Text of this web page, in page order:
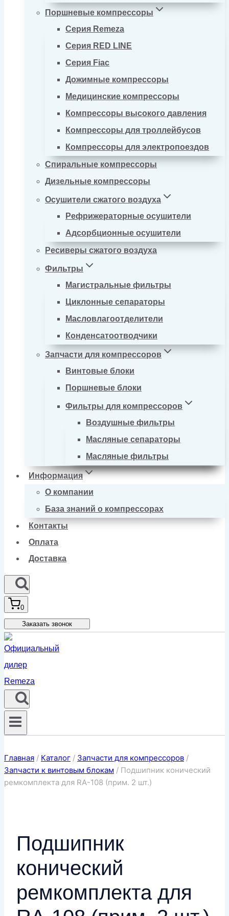
Поршневые компрессоры
Серия Remeza
Серия RED LINE
Серия Fiac
Дожимные компрессоры
Медицинские компрессоры
Компрессоры высокого давления
Компрессоры для троллейбусов
Компрессоры для электропоездов
Спиральные компрессоры
Дизельные компрессоры
Осушители сжатого воздуха
Рефрижераторные осушители
Адсорбционные осушители
Ресиверы сжатого воздуха
Фильтры
Магистральные фильтры
Циклонные сепараторы
Масловлагоотделители
Конденсатоотводчики
Запчасти для компрессоров
Винтовые блоки
Поршневые блоки
Фильтры для компрессоров
Воздушные фильтры
Масляные сепараторы
Масляные фильтры
Информация
О компании
База знаний о компрессорах
Контакты
Оплата
Доставка
0
Заказать звонок
Главная / Каталог / Запчасти для компрессоров /
Запчасти к винтовым блокам / Подшипник конический
ремкомплекта для RA-108 (прим. 2 шт.)
Подшипник
конический
ремкомплекта для